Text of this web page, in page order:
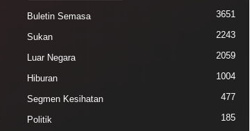
Buletin Semasa 3651
Sukan 2243
Luar Negara 2059
Hiburan 1004
Segmen Kesihatan 477
Politik 185